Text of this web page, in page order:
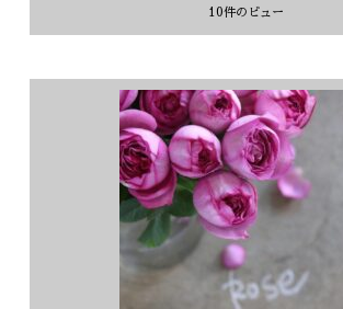
10件のビュー